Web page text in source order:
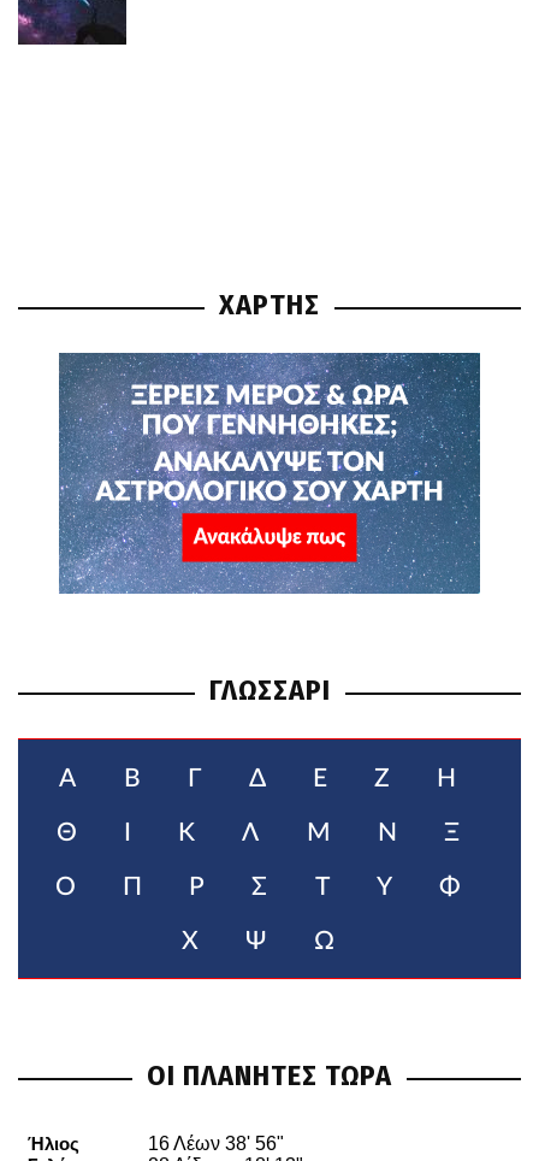
ΧΑΡΤΗΣ
ΓΛΩΣΣΑΡΙ
Α Β Γ Δ Ε Ζ Η
Θ Κ Λ Μ Ν Ξ
Ο Π Ρ Σ Τ Υ Φ
Χ Ψ Ω
ΟΙ ΠΛΑΝΗΤΕΣ ΤΩΡΑ